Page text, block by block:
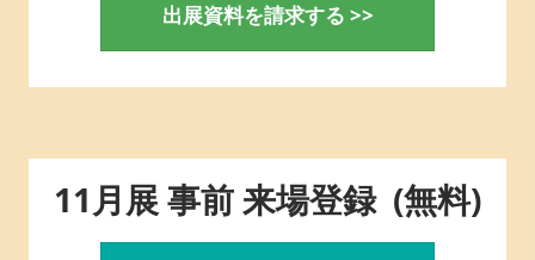
品・
飲
料
出展資料を請求する >>
11月展 事前 来場登録 (無料)